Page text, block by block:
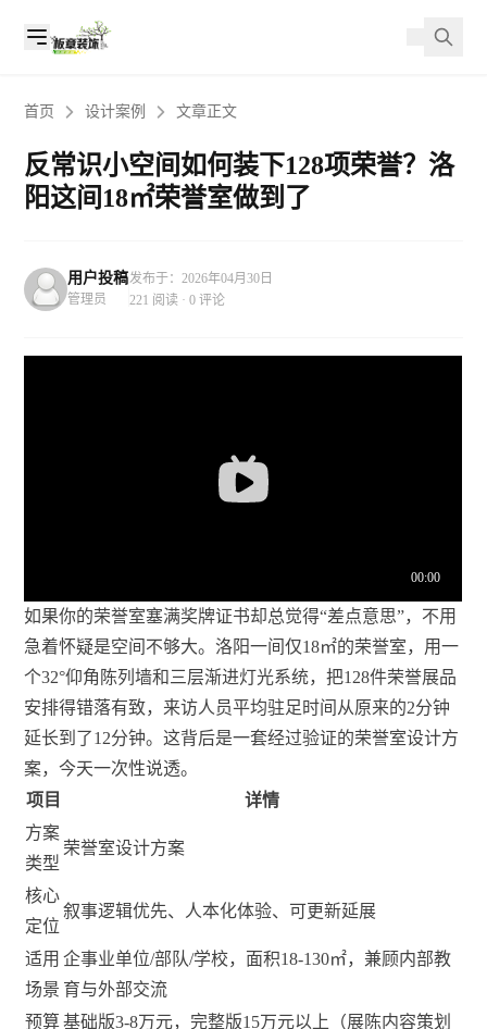
首页 设计案例 文章正文
反常识小空间如何装下128项荣誉？洛
阳这间18㎡荣誉室做到了
用户投稿
管理员
发布于：2026年04月30日
221 阅读 · 0 评论
如果你的荣誉室塞满奖牌证书却总觉得“差点意思”，不用
急着怀疑是空间不够大。洛阳一间仅18㎡的荣誉室，用一
个32°仰角陈列墙和三层渐进灯光系统，把128件荣誉展品
安排得错落有致，来访人员平均驻足时间从原来的2分钟
延长到了12分钟。这背后是一套经过验证的荣誉室设计方
案，今天一次性说透。
项目
详情
方案
类型
荣誉室设计方案
核心
定位
叙事逻辑优先、人本化体验、可更新延展
适用
场景
企事业单位/部队/学校，面积18-130㎡，兼顾内部教
育与外部交流
预算 基础版3-8万元，完整版15万元以上（展陈内容策划